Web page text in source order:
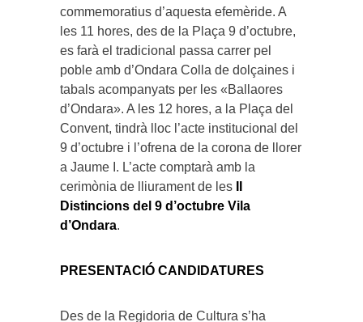
commemoratius d’aquesta efemèride. A
les 11 hores, des de la Plaça 9 d’octubre,
es farà el tradicional passa carrer pel
poble amb d’Ondara Colla de dolçaines i
tabals acompanyats per les «Ballaores
d’Ondara». A les 12 hores, a la Plaça del
Convent, tindrà lloc l’acte institucional del
9 d’octubre i l’ofrena de la corona de llorer
a Jaume I. L’acte comptarà amb la
cerimònia de lliurament de les
Distincions del 9 d’octubre Vila
d’Ondara.
PRESENTACIÓ CANDIDATURES
Des de la Regidoria de Cultura s’ha